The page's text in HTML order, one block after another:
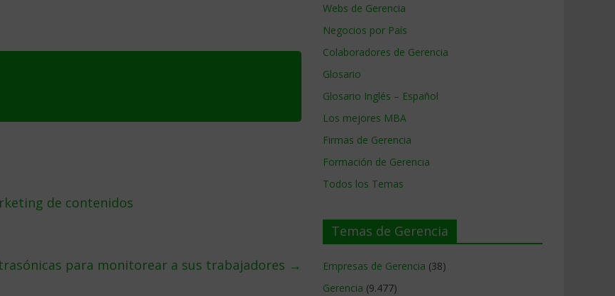
de contenidos
para monitorear a sus trabajadores →
Webs de Gerencia
Negocios por País
Colaboradores de Gerencia
Glosario
Glosario Inglés – Español
Los mejores MBA
Firmas de Gerencia
Formación de Gerencia
Todos los Temas
Temas de Gerencia
Empresas de Gerencia (38)
Gerencia (9.477)